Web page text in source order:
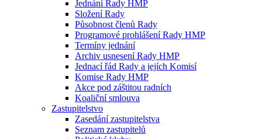
Jednání Rady HMP
Složení Rady
Působnost členů Rady
Programové prohlášení Rady HMP
Termíny jednání
Archiv usnesení Rady HMP
Jednací řád Rady a jejích Komisí
Komise Rady HMP
Akce pod záštitou radních
Koaliční smlouva
Zastupitelstvo
Zasedání zastupitelstva
Seznam zastupitelů